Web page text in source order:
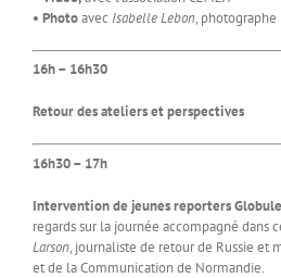
• Photoavec Isabelle Lebon, photographe
16h – 16h30
Retour des ateliers et perspectives
16h30 – 17h
Intervention de jeunes reporters
regards sur la journée accompagné dans
Larson, journaliste de retour de Russie et
et de la Communication de Normandie.